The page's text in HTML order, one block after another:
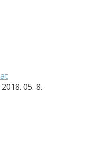
2018. 05. 8.